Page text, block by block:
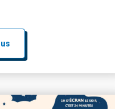
et à tous !